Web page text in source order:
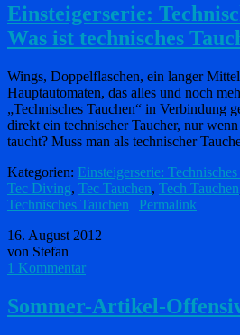
Einsteigerserie:
Was ist technisches
Wings, Doppelflaschen, ein langer
Hauptautomaten, das alles und noch
„Technisches Tauchen“ in Verbindung
direkt ein technischer Taucher, nur
taucht? Muss man als technischer
Kategorien: Einsteigerserie:
Tec Diving, Tec Tauchen, Tech Tauchen
Technisches Tauchen | Permalink
16. August 2012
von Stefan
1 Kommentar
Sommer-Artikel-